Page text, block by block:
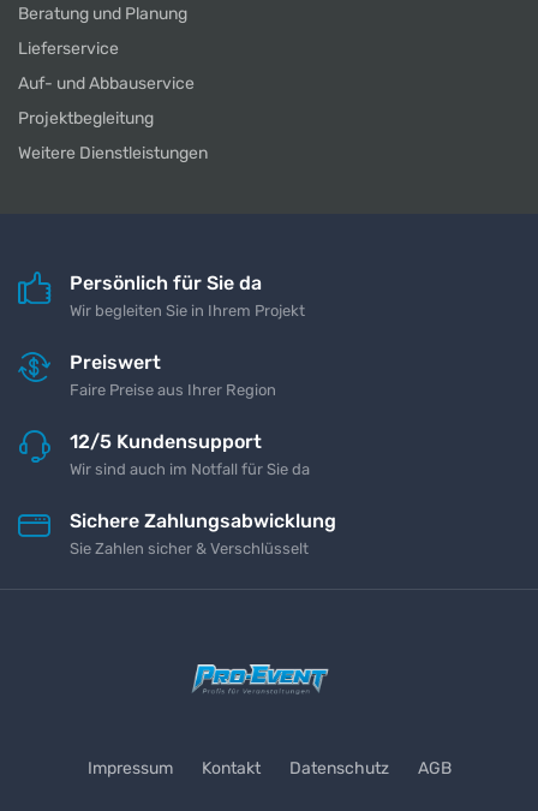
Beratung und Planung
Lieferservice
Auf- und Abbauservice
Projektbegleitung
Weitere Dienstleistungen
Persönlich für Sie da
Wir begleiten Sie in Ihrem Projekt
Preiswert
Faire Preise aus Ihrer Region
12/5 Kundensupport
Wir sind auch im Notfall für Sie da
Sichere Zahlungsabwicklung
Sie Zahlen sicher & Verschlüsselt
Impressum Kontakt Datenschutz AGB